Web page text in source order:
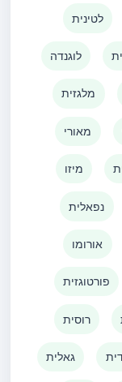
לטינית
לוגנדה
מלגזית
מאורי
מיזו
נפאלית
אורומו
פורטוגזית
רוסית
גאלית